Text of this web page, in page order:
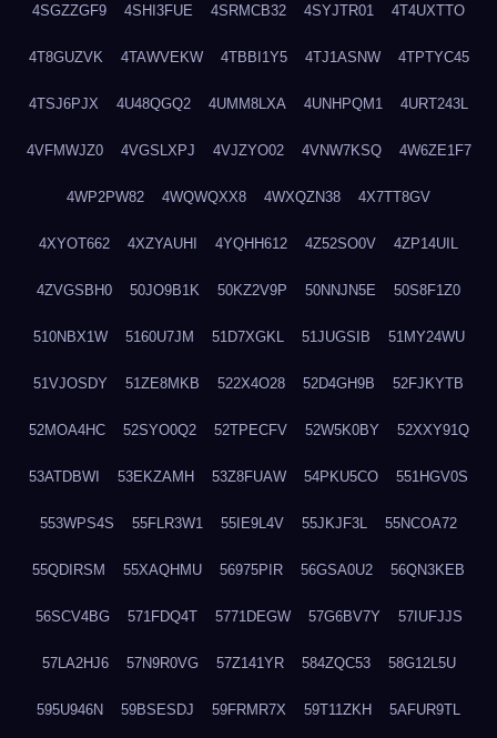
4SGZZGF9 4SHI3FUE 4SRMCB32 4SYJTR01 4T4UXTTO
4T8GUZVK 4TAWVEKW 4TBBI1Y5 4TJ1ASNW 4TPTYC45
4TSJ6PJX 4U48QGQ2 4UMM8LXA 4UNHPQM1 4URT243L
4VFMWJZ0 4VGSLXPJ 4VJZYO02 4VNW7KSQ 4W6ZE1F7
4WP2PW82 4WQWQXX8 4WXQZN38 4X7TT8GV
4XYOT662 4XZYAUHI 4YQHH612 4Z52SO0V 4ZP14UIL
4ZVGSBH0 50JO9B1K 50KZ2V9P 50NNJN5E 50S8F1Z0
510NBX1W 5160U7JM 51D7XGKL 51JUGSIB 51MY24WU
51VJOSDY 51ZE8MKB 522X4O28 52D4GH9B 52FJKYTB
52MOA4HC 52SYO0Q2 52TPECFV 52W5K0BY 52XXY91Q
53ATDBWI 53EKZAMH 53Z8FUAW 54PKU5CO 551HGV0S
553WPS4S 55FLR3W1 55IE9L4V 55JKJF3L 55NCOA72
55QDIRSM 55XAQHMU 56975PIR 56GSA0U2 56QN3KEB
56SCV4BG 571FDQ4T 5771DEGW 57G6BV7Y 57IUFJJS
57LA2HJ6 57N9R0VG 57Z141YR 584ZQC53 58G12L5U
595U946N 59BSESDJ 59FRMR7X 59T11ZKH 5AFUR9TL